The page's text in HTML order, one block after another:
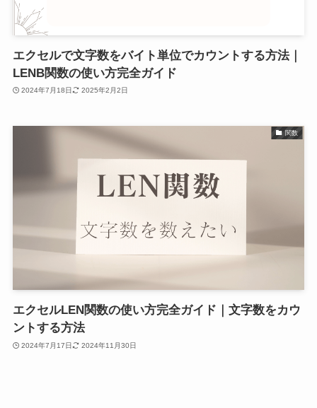
エクセルで文字数をバイト単位でカウントする方法｜
LENB関数の使い方完全ガイド
2024年7月18日 2025年2月2日
関数
エクセルLEN関数の使い方完全ガイド｜文字数をカウ
ントする方法
2024年7月17日 2024年11月30日